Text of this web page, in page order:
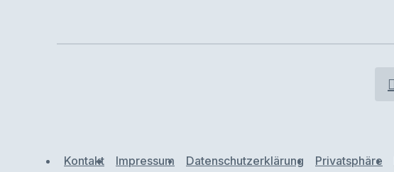
Kontakt Impressum Datenschutzerklärung Privatsphäre